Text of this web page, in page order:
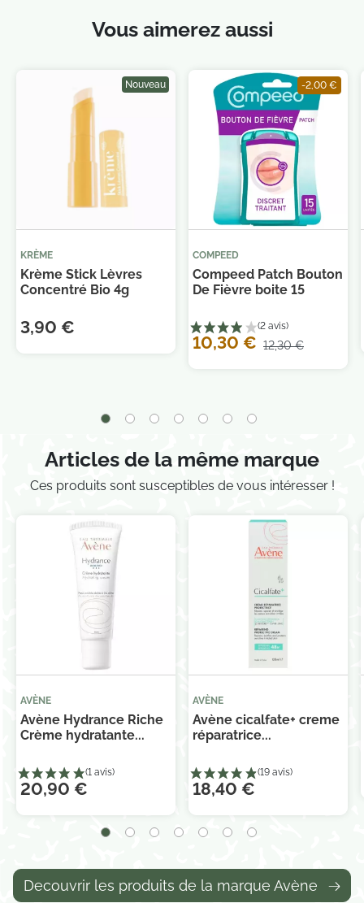
Vous aimerez aussi
Nouveau
KRÈME
Krème Stick Lèvres
Concentré Bio 4g
3,90 €
-2,00 €
COMPEED
Compeed Patch Bouton
De Fièvre boite 15
10,30 € 12,30 €
Articles de la même marque
Ces produits sont susceptibles de vous intéresser !
AVÈNE
Avène Hydrance Riche
Crème hydratante...
20,90 €
AVÈNE
Avène cicalfate+ creme
réparatrice...
18,40 €
Decouvrir les produits de la marque Avène